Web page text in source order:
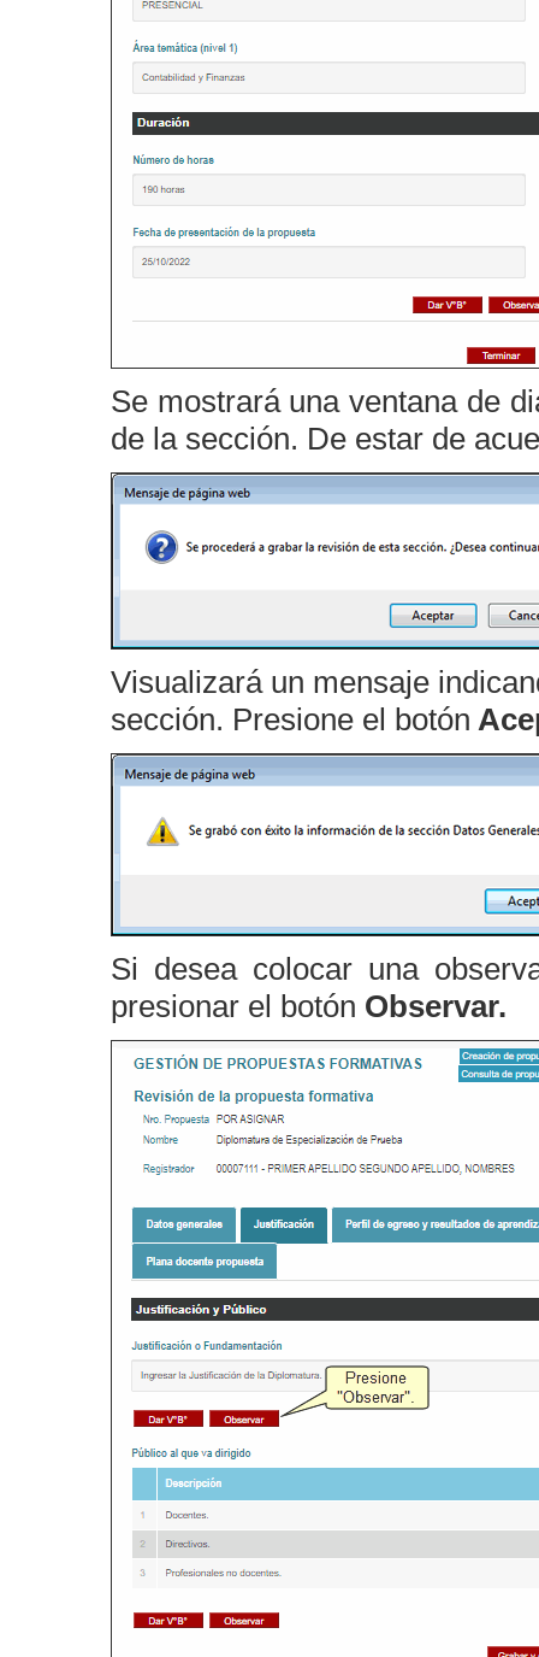
Se mostrará una ventana de
de la sección. De estar de
Visualizará un mensaje
sección. Presione el botón
Si desea colocar una
presionar el botón Observar.